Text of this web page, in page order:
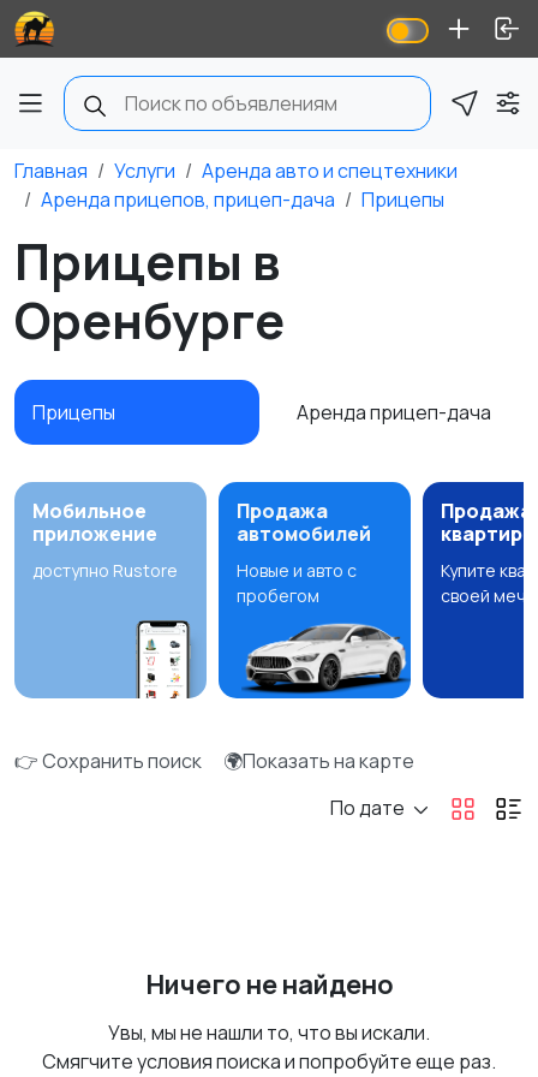
Главная Услуги
Аренда авто и спецтехники
Аренда прицепов, прицеп-дача
Прицепы
Прицепы в
Оренбурге
Прицепы Аренда прицеп-дача
Мобильное
приложение
доступно Rustore
Продажа
автомобилей
Новые и авто с
пробегом
Продажа
квартир
Купите
своей
👉 Сохранить поиск
🌍Показать на карте
По дате
Ничего не найдено
Увы, мы не нашли то, что вы искали.
Смягчите условия поиска и попробуйте еще раз.